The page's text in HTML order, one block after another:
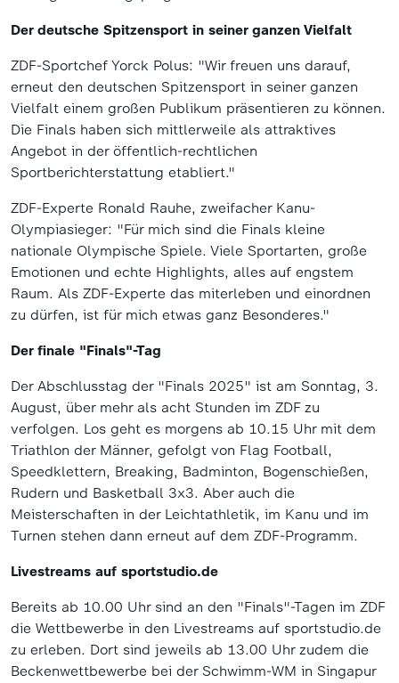
Der deutsche Spitzensport in seiner ganzen Vielfalt
ZDF-Sportchef Yorck Polus: "Wir freuen uns darauf,
erneut den deutschen Spitzensport in seiner ganzen
Vielfalt einem großen Publikum präsentieren zu können.
Die Finals haben sich mittlerweile als attraktives
Angebot in der öffentlich-rechtlichen
Sportberichterstattung etabliert."
ZDF-Experte Ronald Rauhe, zweifacher Kanu-
Olympiasieger: "Für mich sind die Finals kleine
nationale Olympische Spiele. Viele Sportarten, große
Emotionen und echte Highlights, alles auf engstem
Raum. Als ZDF-Experte das miterleben und einordnen
zu dürfen, ist für mich etwas ganz Besonderes."
Der finale "Finals"-Tag
Der Abschlusstag der "Finals 2025" ist am Sonntag, 3.
August, über mehr als acht Stunden im ZDF zu
verfolgen. Los geht es morgens ab 10.15 Uhr mit dem
Triathlon der Männer, gefolgt von Flag Football,
Speedklettern, Breaking, Badminton, Bogenschießen,
Rudern und Basketball 3x3. Aber auch die
Meisterschaften in der Leichtathletik, im Kanu und im
Turnen stehen dann erneut auf dem ZDF-Programm.
Livestreams auf sportstudio.de
Bereits ab 10.00 Uhr sind an den "Finals"-Tagen im ZDF
die Wettbewerbe in den Livestreams auf sportstudio.de
zu erleben. Dort sind jeweils ab 13.00 Uhr zudem die
Beckenwettbewerbe bei der Schwimm-WM in Singapur